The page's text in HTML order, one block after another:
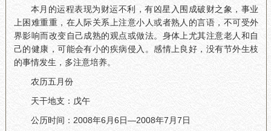
本月的运程表现为财运不利，有凶星入围成破财之象，事业
上困难重重，在人际关系上注意小人或者熟人的言语，不可受外
界影响而改变自己成熟的观点或做法。身体上尤其注意老人和自
己的健康，可能会有小的疾病侵入。感情上良好，没有节外生枝
的事情发生，多注意培养。
农历五月份
天干地支：戊午
公历时间：2008年6月6日—2008年7月7日